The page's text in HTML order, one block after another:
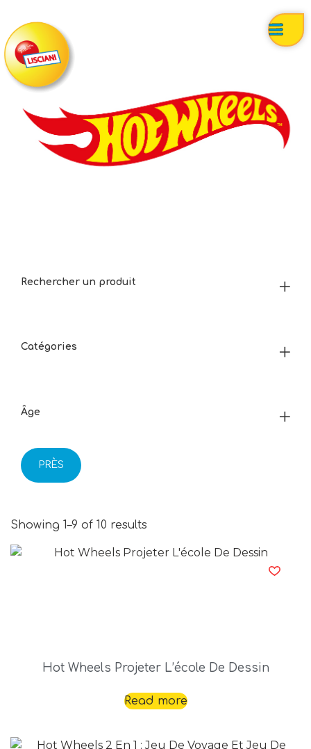
Rechercher un produit
Catégories
Âge
PRÈS
Showing 1–9 of 10 results
Hot Wheels Projeter L’école De Dessin
Read more